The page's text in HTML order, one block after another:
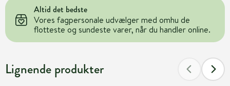
Altid det bedste
Vores fagpersonale udvælger med omhu de
flotteste og sundeste varer, når du handler online.
Lignende produkter